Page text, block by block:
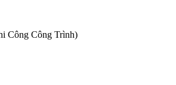
Công Công Trình)